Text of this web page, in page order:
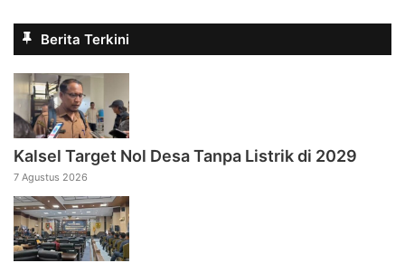
Berita Terkini
Kalsel Target Nol Desa Tanpa Listrik di 2029
7 Agustus 2026